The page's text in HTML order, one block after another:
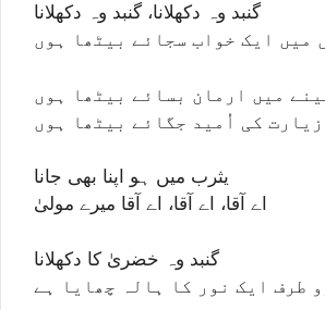
گنبد وہ دکھلانا، گنبد وہ دکھلانا
میں ایک خواب سجائے بیٹھا ہوں
میں ارمان بسائے بیٹھا ہوں
زیارت کی اُمید جگائے بیٹھا ہوں
یثرب میں ہو اپنا بھی جانا
اے آقا، اے آقا، اے آقا میرے مولیٰ
گنبد وہ خضریٰ کا دکھلانا
طرف ایک نور کا ہالہ چھایا ہے